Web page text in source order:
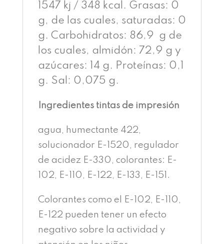
1547 kj / 348 kcal. Grasas: 0
g, de las cuales, saturadas: 0
g. Carbohidratos: 86,9 g de
los cuales, almidón: 72,9 g y
azúcares: 14 g. Proteínas: 0,1
g. Sal: 0,075 g.
Ingredientes tintas de impresión
agua, humectante 422,
solucionador E-1520, regulador
de acidez E-330, colorantes: E-
102, E-110, E-122, E-133, E-151.
Colorantes como el E-102, E-110,
E-122 pueden tener un efecto
negativo sobre la actividad y